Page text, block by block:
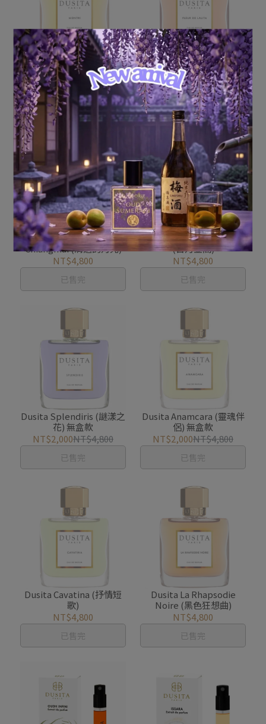
Dusita Montri (吾父蒙特
里)
NT$4,800
已售完
Dusita Fleur de Lalita (花
神拉麗塔) 無盒款
NT$2,000NT$4,800
已售完
Dusita Moonlight in
Chiangmai (清邁的月光)
NT$4,800
已售完
Dusita Le Pavillon D’Or
(日月金閣)
NT$4,800
已售完
Dusita Splendiris (謎漾之
花) 無盒款
NT$2,000NT$4,800
已售完
Dusita Anamcara (靈魂伴
侶) 無盒款
NT$2,000NT$4,800
已售完
Dusita Cavatina (抒情短
歌)
NT$4,800
已售完
Dusita La Rhapsodie
Noire (黑色狂想曲)
NT$4,800
已售完